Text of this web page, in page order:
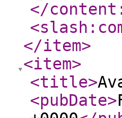
</
</item>
<item>
<title>
<pubDate>